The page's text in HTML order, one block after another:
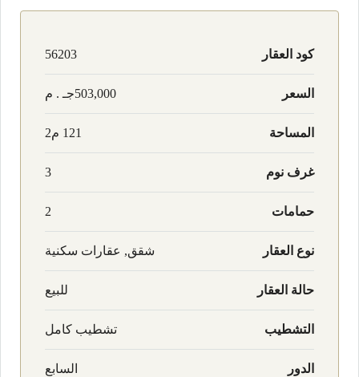
كود العقار 56203
السعر 503,000جـ . م
المساحة 121 م2
غرف نوم 3
حمامات 2
نوع العقار شقق, عقارات سكنية
حالة العقار للبيع
التشطيب تشطيب كامل
الدور السابع